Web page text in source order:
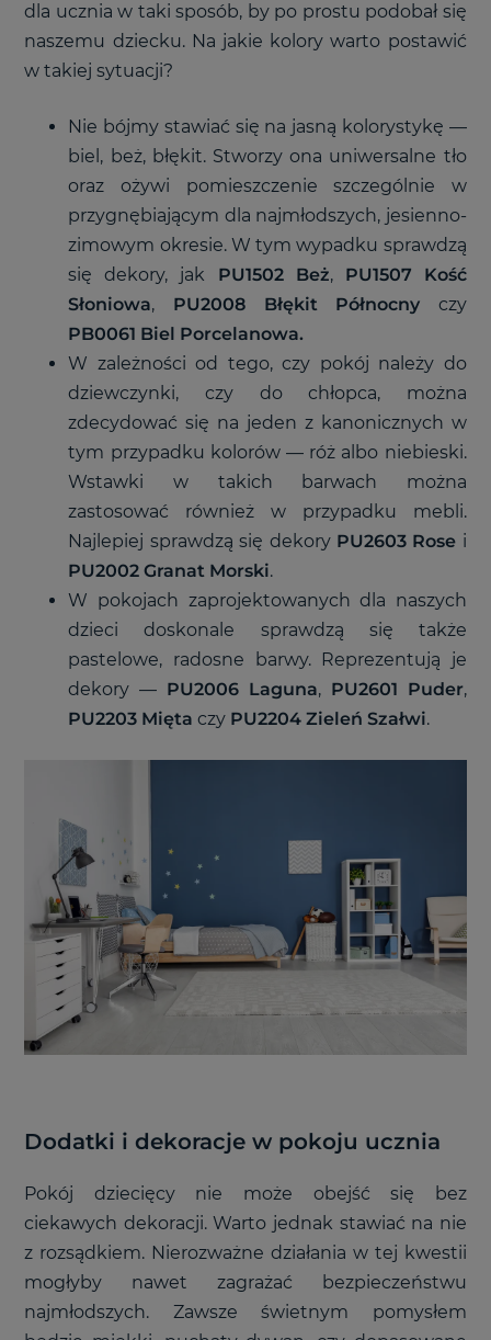
dla ucznia w taki sposób, by po prostu podobał się
naszemu dziecku. Na jakie kolory warto postawić
w takiej sytuacji?
Nie bójmy stawiać się na jasną kolorystykę —
biel, beż, błękit. Stworzy ona uniwersalne tło
oraz ożywi pomieszczenie szczególnie w
przygnębiającym dla najmłodszych, jesienno-
zimowym okresie. W tym wypadku sprawdzą
się dekory, jak PU1502 Beż, PU1507 Kość
Słoniowa, PU2008 Błękit Północny czy
PB0061 Biel Porcelanowa.
W zależności od tego, czy pokój należy do
dziewczynki, czy do chłopca, można
zdecydować się na jeden z kanonicznych w
tym przypadku kolorów — róż albo niebieski.
Wstawki w takich barwach można
zastosować również w przypadku mebli.
Najlepiej sprawdzą się dekory PU2603 Rose i
PU2002 Granat Morski.
W pokojach zaprojektowanych dla naszych
dzieci doskonale sprawdzą się także
pastelowe, radosne barwy. Reprezentują je
dekory— PU2006 Laguna, PU2601 Puder,
PU2203 Mięta czy PU2204 Zieleń Szałwi.
Dodatki i dekoracje w pokoju ucznia
Pokój dziecięcy nie może obejść się bez
ciekawych dekoracji. Warto jednak stawiać na nie
z rozsądkiem. Nierozważne działania w tej kwestii
mogłyby nawet zagrażać bezpieczeństwu
najmłodszych. Zawsze świetnym pomysłem